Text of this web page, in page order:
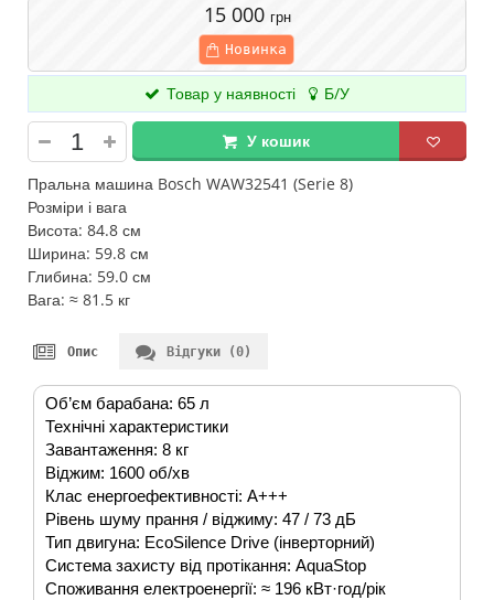
15 000 грн
Новинка
Товар у наявності Б/У
У кошик
Пральна машина Bosch WAW32541 (Serie 8)
Розміри і вага
Висота: 84.8 см
Ширина: 59.8 см
Глибина: 59.0 см
Вага: ≈ 81.5 кг
Опис Відгуки (0)
Об’єм барабана: 65 л
Технічні характеристики
Завантаження: 8 кг
Віджим: 1600 об/хв
Клас енергоефективності: A+++
Рівень шуму прання / віджиму: 47 / 73 дБ
Тип двигуна: EcoSilence Drive (інверторний)
Система захисту від протікання: AquaStop
Споживання електроенергії: ≈ 196 кВт·год/рік